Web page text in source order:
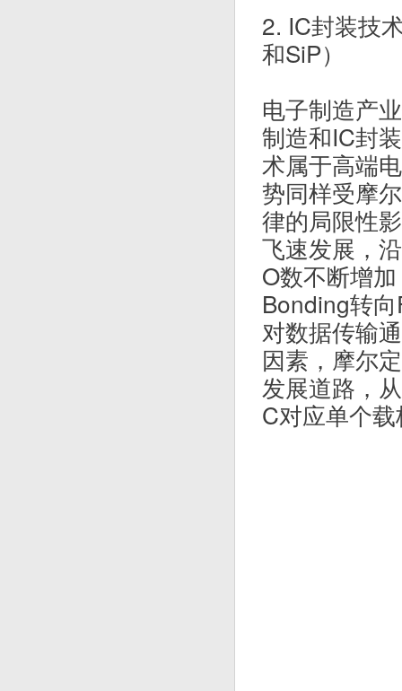
2. IC封装技
和SiP）
电子制造产
制造和IC封
术属于高端
势同样受摩
律的局限性
飞速发展，
O数不断增
Bonding转
对数据传输
因素，摩尔
发展道路，
C对应单个